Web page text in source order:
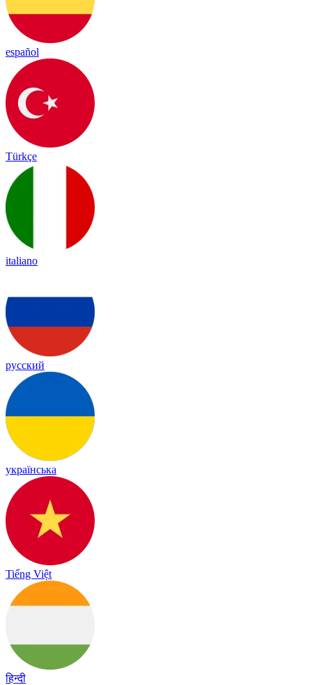
español
Türkçe
italiano
русский
українська
Tiếng Việt
हिन्दी